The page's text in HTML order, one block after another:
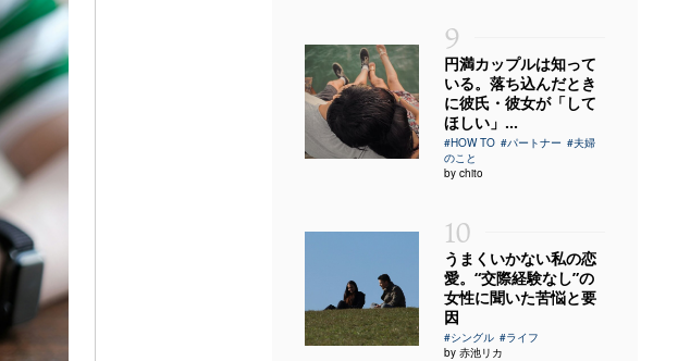
9
円満カップルは知って
いる。落ち込んだとき
に彼氏・彼女が「して
ほしい」...
#HOW TO #パートナー #夫婦
のこと
by chito
10
うまくいかない私の恋
愛。“交際経験なし”の
女性に聞いた苦悩と要
因
#シングル #ライフ
by 赤池リカ